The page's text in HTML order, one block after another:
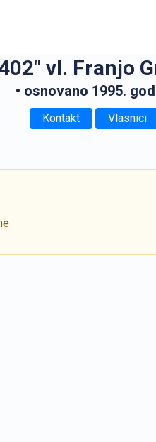
vl. Franjo
• osnovano 1995.
Kontakt Vlasnici